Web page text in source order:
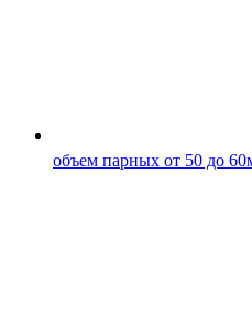
объем парных от 50 до